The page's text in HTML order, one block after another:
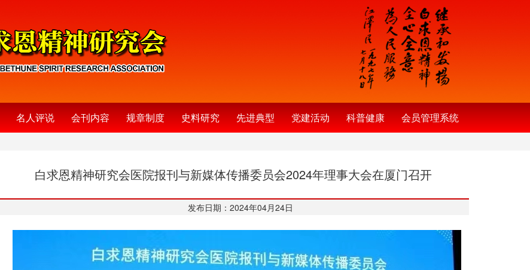
名人评说 会刊内容 规章制度 史料研究 先进典型 党建活动 科普健康 会员管理系统
白求恩精神研究会医院报刊与新媒体传播委员会2024年理事大会在厦门召开
发布日期：2024年04月24日